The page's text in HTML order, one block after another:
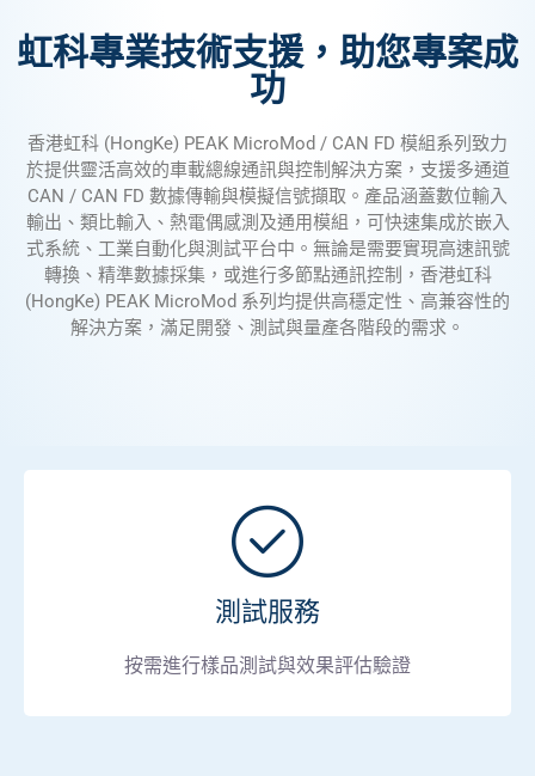
虹科專業技術支援，助您專案成
功
香港虹科 (HongKe) PEAK MicroMod / CAN FD 模組系列致力
於提供靈活高效的車載總線通訊與控制解決方案，支援多通道
CAN / CAN FD 數據傳輸與模擬信號擷取。產品涵蓋數位輸入
輸出、類比輸入、熱電偶感測及通用模組，可快速集成於嵌入
式系統、工業自動化與測試平台中。無論是需要實現高速訊號
轉換、精準數據採集，或進行多節點通訊控制，香港虹科
(HongKe) PEAK MicroMod 系列均提供高穩定性、高兼容性的
解決方案，滿足開發、測試與量產各階段的需求。
測試服務
按需進行樣品測試與效果評估驗證